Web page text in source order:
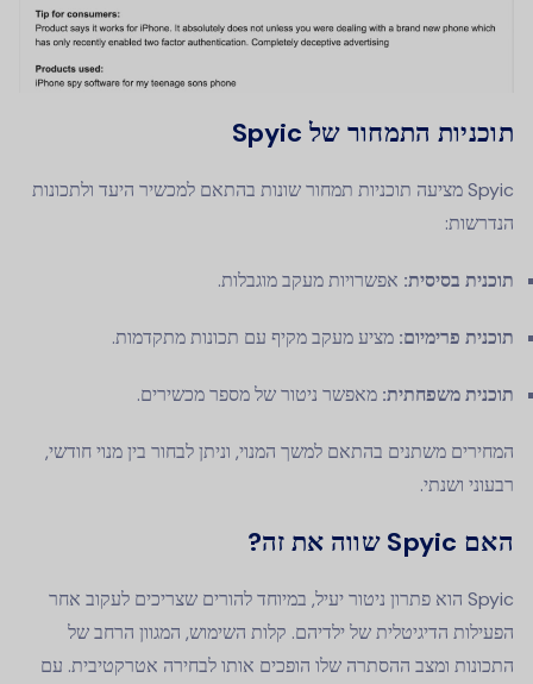
תוכניות התמחור של Spyic
Spyic מציעה תוכניות תמחור שונות בהתאם למכשיר היעד ולתכונות
הנדרשות:
תוכנית בסיסית: אפשרויות מעקב מוגבלות.
תוכנית פרימיום: מציע מעקב מקיף עם תכונות מתקדמות.
תוכנית משפחתית: מאפשר ניטור של מספר מכשירים.
המחירים משתנים בהתאם למשך המנוי, וניתן לבחור בין מנוי חודשי,
רבעוני ושנתי.
האם Spyic שווה את זה?
Spyic הוא פתרון ניטור יעיל, במיוחד להורים שצריכים לעקוב אחר
הפעילות הדיגיטלית של ילדיהם. קלות השימוש, המגוון הרחב של
התכונות ומצב ההסתרה שלו הופכים אותו לבחירה אטרקטיבית. עם